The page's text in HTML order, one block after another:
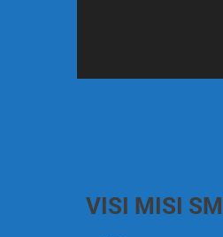
VISI MISI SM